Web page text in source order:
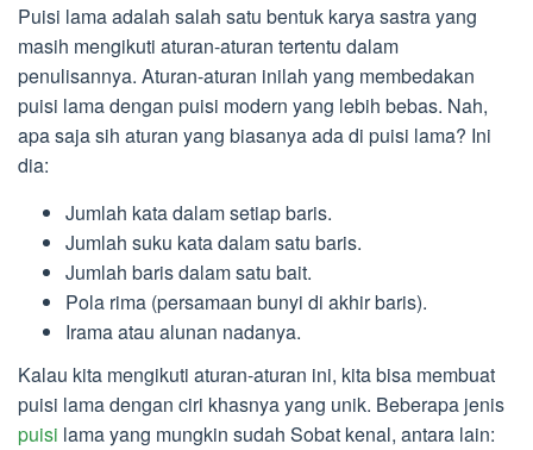
Puisi lama adalah salah satu bentuk karya sastra yang
masih mengikuti aturan-aturan tertentu dalam
penulisannya. Aturan-aturan inilah yang membedakan
puisi lama dengan puisi modern yang lebih bebas. Nah,
apa saja sih aturan yang biasanya ada di puisi lama? Ini
dia:
Jumlah kata dalam setiap baris.
Jumlah suku kata dalam satu baris.
Jumlah baris dalam satu bait.
Pola rima (persamaan bunyi di akhir baris).
Irama atau alunan nadanya.
Kalau kita mengikuti aturan-aturan ini, kita bisa membuat
puisi lama dengan ciri khasnya yang unik. Beberapa jenis
puisi lama yang mungkin sudah Sobat kenal, antara lain: